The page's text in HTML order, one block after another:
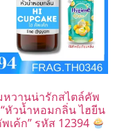
วานน่ารักสไตล์คัพ
หัวน้ำหอมกลิ่น ไฮยีน
เค้ก” รหัส 12394